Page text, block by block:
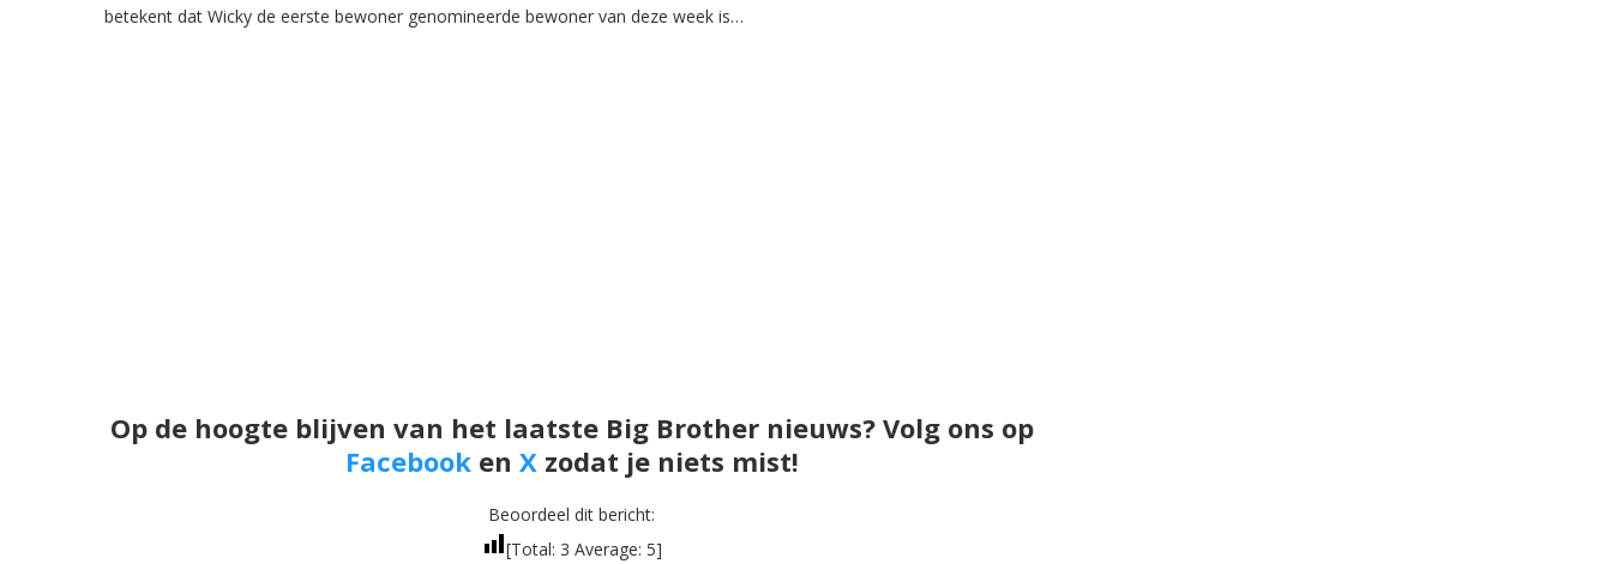
betekent dat Wicky de eerste bewoner genomineerde bewoner van deze week is…
Op de hoogte blijven van het laatste Big Brother nieuws? Volg ons op
Facebooken Xzodat je niets mist!
Beoordeel dit bericht:
[Total: 3 Average: 5]